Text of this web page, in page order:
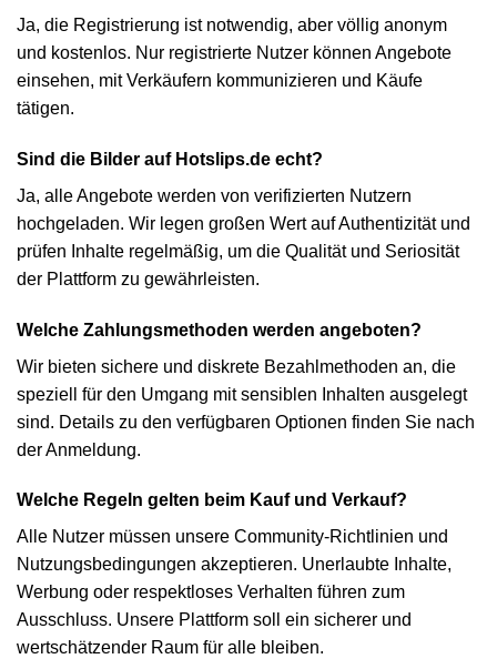
Ja, die Registrierung ist notwendig, aber völlig anonym
und kostenlos. Nur registrierte Nutzer können Angebote
einsehen, mit Verkäufern kommunizieren und Käufe
tätigen.
Sind die Bilder auf Hotslips.de echt?
Ja, alle Angebote werden von verifizierten Nutzern
hochgeladen. Wir legen großen Wert auf Authentizität und
prüfen Inhalte regelmäßig, um die Qualität und Seriosität
der Plattform zu gewährleisten.
Welche Zahlungsmethoden werden angeboten?
Wir bieten sichere und diskrete Bezahlmethoden an, die
speziell für den Umgang mit sensiblen Inhalten ausgelegt
sind. Details zu den verfügbaren Optionen finden Sie nach
der Anmeldung.
Welche Regeln gelten beim Kauf und Verkauf?
Alle Nutzer müssen unsere Community-Richtlinien und
Nutzungsbedingungen akzeptieren. Unerlaubte Inhalte,
Werbung oder respektloses Verhalten führen zum
Ausschluss. Unsere Plattform soll ein sicherer und
wertschätzender Raum für alle bleiben.